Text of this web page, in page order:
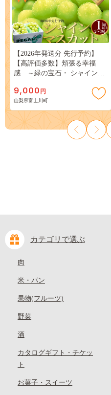
【2026年発送分 先行予約】
【高評価多数】頬張る幸福
感 ～緑の宝石・ シャインマ
３房） フルーツ 山梨県産 果
物 くだもの シャイン マスカ
ット ぶどう ブドウ 葡萄 大粒
種なし 先行予約 富士川町
10000円 一万円 9000円 九千円
9,000 円
山梨県富士川町
カテゴリで選ぶ
肉
米・パン
果物(フルーツ)
野菜
酒
カタログギフト・チケッ
ト
お菓子・スイーツ